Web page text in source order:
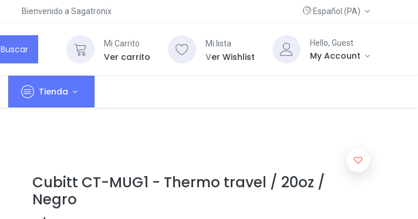
Bienvenido a Sagatronix Español (PA)
Buscar Mi Carrito
Ver carrito
Mi lista
Ver Wishlist
Hello, Guest
My Account
Tienda
Cubitt CT-MUG1 - Thermo travel / 20oz /
Negro